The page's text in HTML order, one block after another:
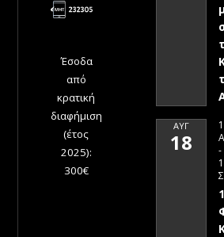
Έσοδα
από
κρατική
διαφήμιση
(έτος
2025):
300€
ΑΥΓ
18
-